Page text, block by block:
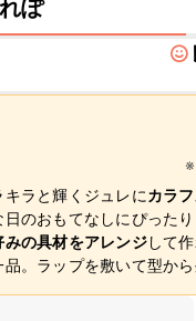
ぽ
キラと輝くジュレにカラ
日のおもてなしにぴった
みの具材をアレンジして
品。ラップを敷いて型か